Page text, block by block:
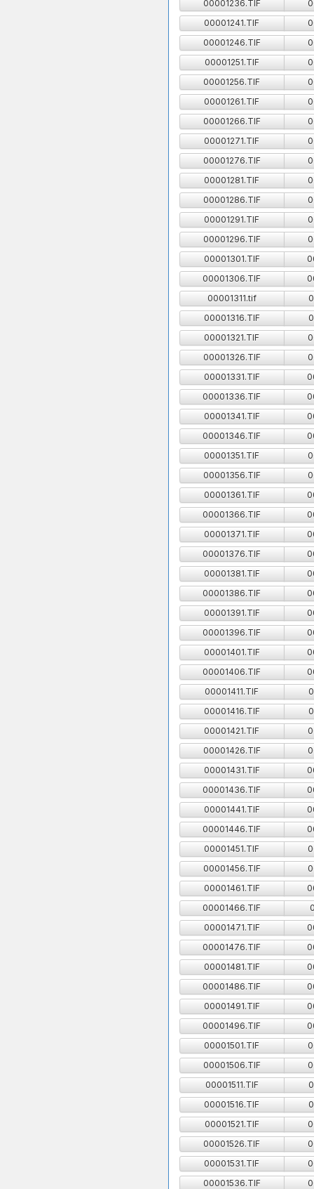
00001236.TIF
00001241.TIF
00001246.TIF
00001251.TIF
00001256.TIF
00001261.TIF
00001266.TIF
00001271.TIF
00001276.TIF
00001281.TIF
00001286.TIF
00001291.TIF
00001296.TIF
00001301.TIF
00001306.TIF
00001311.tif
00001316.TIF
00001321.TIF
00001326.TIF
00001331.TIF
00001336.TIF
00001341.TIF
00001346.TIF
00001351.TIF
00001356.TIF
00001361.TIF
00001366.TIF
00001371.TIF
00001376.TIF
00001381.TIF
00001386.TIF
00001391.TIF
00001396.TIF
00001401.TIF
00001406.TIF
00001411.TIF
00001416.TIF
00001421.TIF
00001426.TIF
00001431.TIF
00001436.TIF
00001441.TIF
00001446.TIF
00001451.TIF
00001456.TIF
00001461.TIF
00001466.TIF
00001471.TIF
00001476.TIF
00001481.TIF
00001486.TIF
00001491.TIF
00001496.TIF
00001501.TIF
00001506.TIF
00001511.TIF
00001516.TIF
00001521.TIF
00001526.TIF
00001531.TIF
00001536.TIF